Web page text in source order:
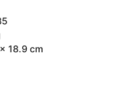
2.3 x 18.9 cm